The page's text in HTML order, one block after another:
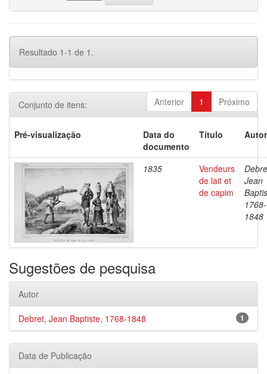
Resultado 1-1 de 1.
Anterior 1 Próximo
Conjunto de itens:
Pré-visualização
Data do
documento
Título
1835
Vendeurs
de lait et
de capim
Jean
1768-
1848
Sugestões de pesquisa
Autor
1
Debret, Jean Baptiste, 1768-1848
Data de Publicação